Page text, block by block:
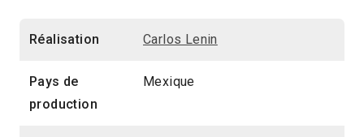
Réalisation Carlos Lenin
Pays de
production
Mexique